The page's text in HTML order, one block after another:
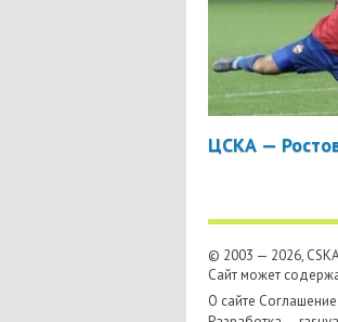
ЦСКА —
© 2003 — 2026,
Сайт может
О сайте Соглашение